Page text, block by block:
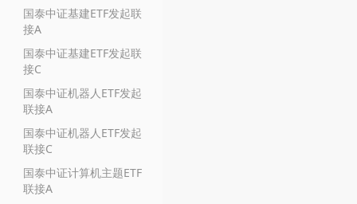
国泰中证基建ETF发起联
接A
国泰中证基建ETF发起联
接C
国泰中证机器人ETF发起
联接A
国泰中证机器人ETF发起
联接C
国泰中证计算机主题ETF
联接A